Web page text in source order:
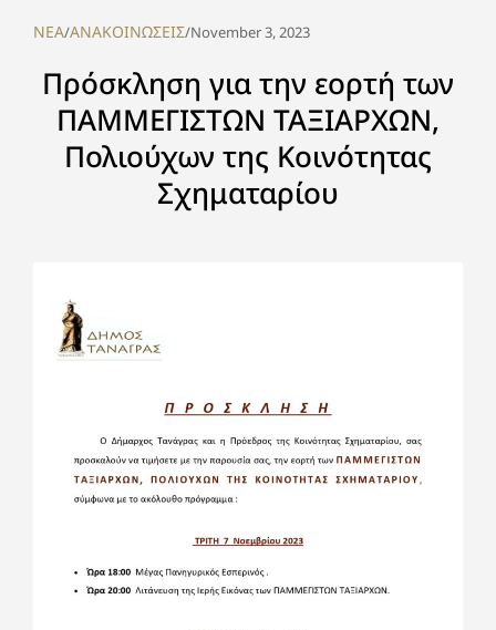
NEA/ΑΝΑΚΟΙΝΩΣΕΙΣ/November 3, 2023
Πρόσκληση για την εορτή των
ΠΑΜΜΕΓΙΣΤΩΝ ΤΑΞΙΑΡΧΩΝ,
Πολιούχων της Κοινότητας
Σχηματαρίου